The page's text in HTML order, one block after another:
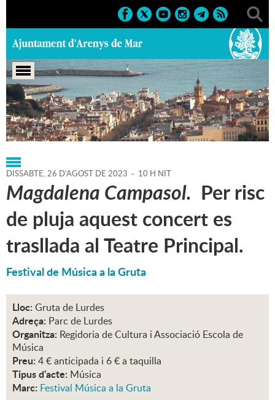
Portada > Regidories > Cultura > Agenda > 26-08-2023
DISSABTE,26 D'AGOST DE 2023 - 10 H NIT
Magdalena Campasol. Per risc
de pluja aquest concert es
trasllada al Teatre Principal.
Festival de Música a la Gruta
Lloc: Gruta de Lurdes
Adreça: Parc de Lurdes
Organitza: Regidoria de Cultura i Associació Escola de
Música
Preu: 4 € anticipada i 6 € a taquilla
Tipus d'acte: Música
Marc: Festival Música a la Gruta